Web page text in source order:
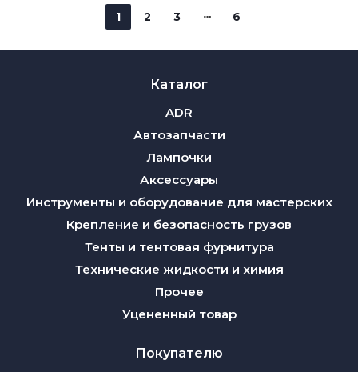
1 2 3 6
Каталог
ADR
Автозапчасти
Лампочки
Аксессуары
Инструменты и оборудование для мастерских
Крепление и безопасность грузов
Тенты и тентовая фурнитура
Технические жидкости и химия
Прочее
Уцененный товар
Покупателю